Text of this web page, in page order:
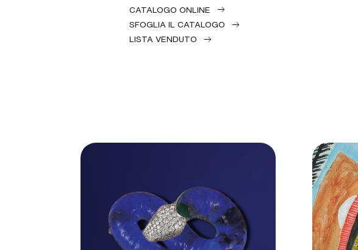
CATALOGO ONLINE
SFOGLIA IL CATALOGO
LISTA VENDUTO